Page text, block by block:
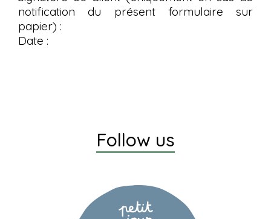
notification du présent formulaire sur
papier) :
Date :
Follow us